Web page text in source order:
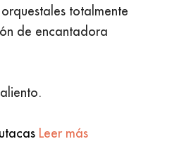
totalmente
de encantadora
Leer más